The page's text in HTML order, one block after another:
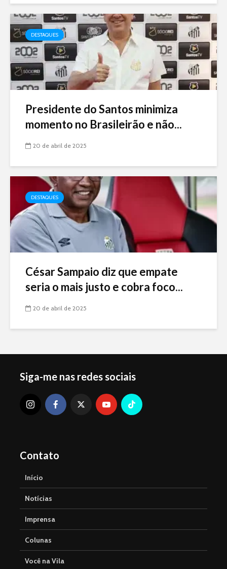
DESTAQUES
Presidente do Santos minimiza
momento no Brasileirão e não...
20 de abril de 2025
DESTAQUES
César Sampaio diz que empate
seria o mais justo e cobra foco...
20 de abril de 2025
Siga-me nas redes sociais
Contato
Início
Notícias
Imprensa
Colunas
Você na Vila